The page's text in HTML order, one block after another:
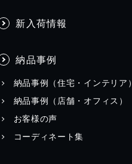
新入荷情報
納品事例
納品事例（住宅・インテリア）
納品事例（店舗・オフィス）
お客様の声
コーディネート集